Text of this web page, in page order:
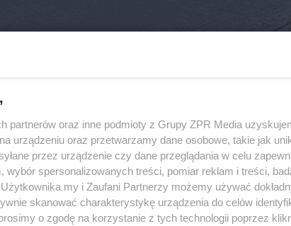
formach:
partnerów oraz inne podmioty z Grupy ZPR Media
urządzeniu oraz przetwarzamy dane osobowe, takie jak
przez urządzenie czy dane przeglądania w celu
wybór spersonalizowanych treści, pomiar reklam i treści,
my i Zaufani Partnerzy możemy używać
skanować charakterystykę urządzenia do celów
o zgodę na korzystanie z tych technologii poprzez